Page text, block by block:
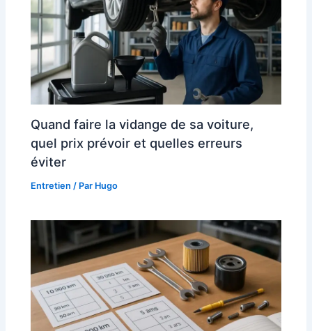
Quand faire la vidange de sa voiture,
quel prix prévoir et quelles erreurs
éviter
Entretien / Par Hugo